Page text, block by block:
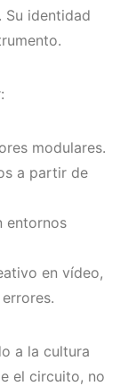
Su identidad
modulares.
a partir de
entornos
en vídeo,
a la cultura
el circuito, no